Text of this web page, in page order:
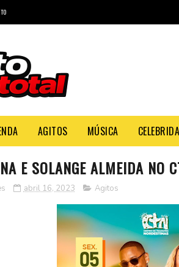
AGITOS MÚSICA
E SOLANGE ALMEIDA NO
abril 16, 2023 Agitos